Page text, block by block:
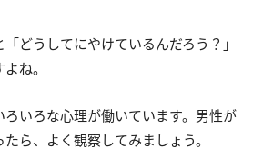
どうしてにやけているんだろう？」
ね。
ろいろな心理が働いています。男性が
ら、よく観察してみましょう。